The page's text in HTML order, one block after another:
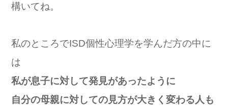
構いてね。
私のところでISD個性心理学を学んだ方の中に
は
私が息子に対して発見があったように
自分の母親に対しての見方が大きく変わる人も